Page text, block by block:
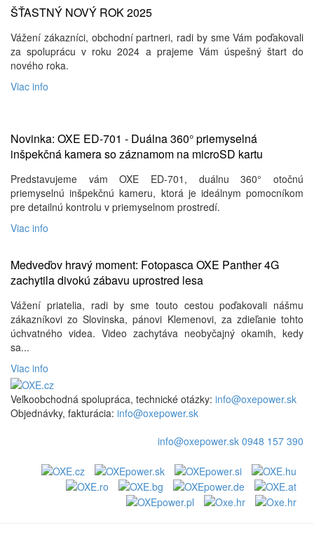
ŠŤASTNÝ NOVÝ ROK 2025
Vážení zákazníci, obchodní partneri, radi by sme Vám poďakovali
za spoluprácu v roku 2024 a prajeme Vám úspešný štart do
nového roka.
Viac info
Novinka: OXE ED-701 - Duálna 360° priemyselná
inšpekčná kamera so záznamom na microSD kartu
Predstavujeme vám OXE ED-701, duálnu 360° otočnú
priemyselnú inšpekčnú kameru, ktorá je ideálnym pomocníkom
pre detailnú kontrolu v priemyselnom prostredí.
Viac info
Medveďov hravý moment: Fotopasca OXE Panther 4G
zachytila ​​divokú zábavu uprostred lesa
Vážení priatelia, radi by sme touto cestou poďakovali nášmu
zákazníkovi zo Slovinska, pánovi Klemenovi, za zdieľanie tohto
úchvatného videa. Video zachytáva neobyčajný okamih, kedy
sa...
Viac info
Veľkoobchodná spolupráca, technické otázky: info@oxepower.sk
Objednávky, fakturácia: info@oxepower.sk
info@oxepower.sk 0948 157 390